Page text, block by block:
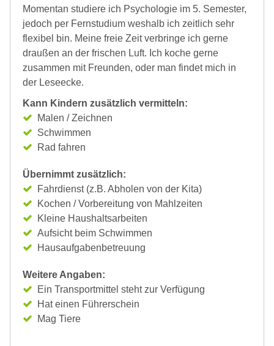
Momentan studiere ich Psychologie im 5. Semester,
jedoch per Fernstudium weshalb ich zeitlich sehr
flexibel bin. Meine freie Zeit verbringe ich gerne
draußen an der frischen Luft. Ich koche gerne
zusammen mit Freunden, oder man findet mich in
der Leseecke.
Kann Kindern zusätzlich vermitteln:
Malen / Zeichnen
Schwimmen
Rad fahren
Übernimmt zusätzlich:
Fahrdienst (z.B. Abholen von der Kita)
Kochen / Vorbereitung von Mahlzeiten
Kleine Haushaltsarbeiten
Aufsicht beim Schwimmen
Hausaufgabenbetreuung
Weitere Angaben:
Ein Transportmittel steht zur Verfügung
Hat einen Führerschein
Mag Tiere